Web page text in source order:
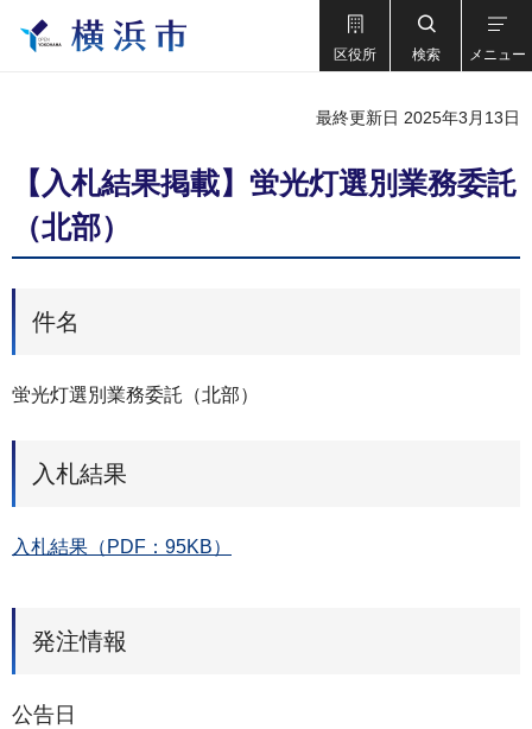
区役所 検索 メニュー
最終更新日 2025年3月13日
【入札結果掲載】蛍光灯選別業務委託
（北部）
件名
蛍光灯選別業務委託（北部）
入札結果
入札結果（PDF：95KB）
発注情報
公告日